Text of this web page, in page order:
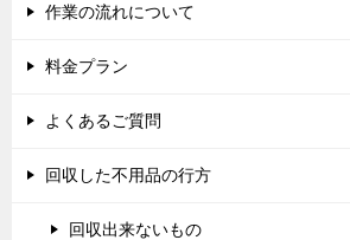
作業の流れについて
料金プラン
よくあるご質問
回収した不用品の行方
回収出来ないもの